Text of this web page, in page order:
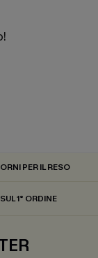
PER IL RESO
1° ORDINE